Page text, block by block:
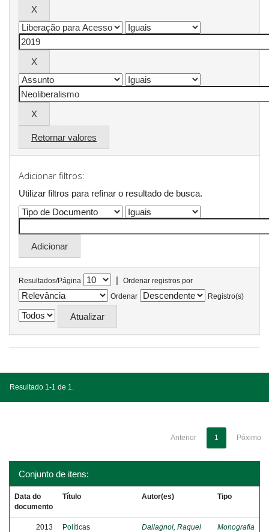
Retornar valores
Adicionar filtros:
Utilizar filtros para refinar o resultado de busca.
Resultados/Página |
Ordenar registros por
Ordenar
Registro(s)
Resultado 1-1 de 1.
Anterior 1 Póximo
Conjunto de itens:
Data do
documento
Título Autor(es) Tipo
2013
Políticas
Dallagnol, Raquel Monografia